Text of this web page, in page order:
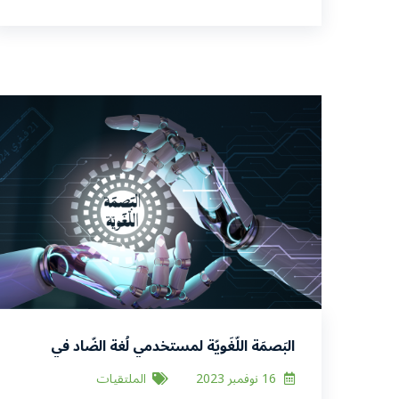
البَصمَة اللّغَويّة لمستخدمي لُغة الضّاد في
العَالم الرّقميّ الملتقيات